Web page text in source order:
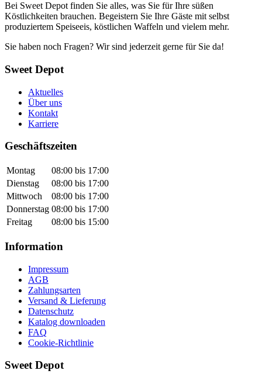
Bei Sweet Depot finden Sie alles, was Sie für Ihre süßen
Köstlichkeiten brauchen. Begeistern Sie Ihre Gäste mit selbst
produziertem Speiseeis, köstlichen Waffeln und vielem mehr.
Sie haben noch Fragen? Wir sind jederzeit gerne für Sie da!
Sweet Depot
Aktuelles
Über uns
Kontakt
Karriere
Geschäftszeiten
Montag
08:00 bis 17:00
Dienstag
08:00 bis 17:00
Mittwoch
08:00 bis 17:00
Donnerstag 08:00 bis 17:00
Freitag
08:00 bis 15:00
Information
Impressum
AGB
Zahlungsarten
Versand & Lieferung
Datenschutz
Katalog downloaden
FAQ
Cookie-Richtlinie
Sweet Depot